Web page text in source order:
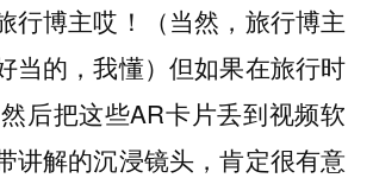
行博主哎！（当然，旅行博主
当的，我懂）但如果在旅行时
后把这些AR卡片丢到视频软
讲解的沉浸镜头，肯定很有意